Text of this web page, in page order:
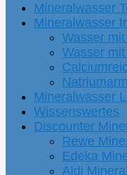
Mineralwasser
Mineralwasser
Wasser
Wasser
Mineralwasser
Wissenswertes
Discounter
Rewe
Edeka
Aldi